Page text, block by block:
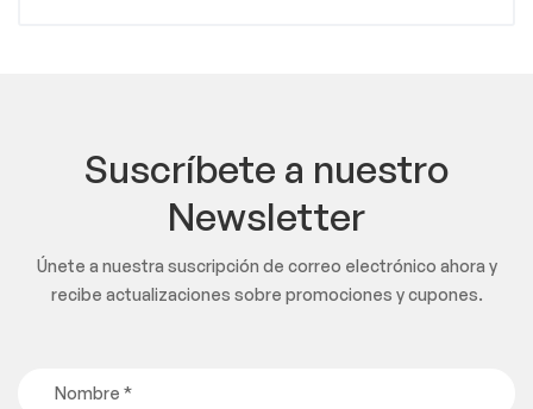
Suscríbete a nuestro
Newsletter
Únete a nuestra suscripción de correo electrónico ahora y
recibe actualizaciones sobre promociones y cupones.